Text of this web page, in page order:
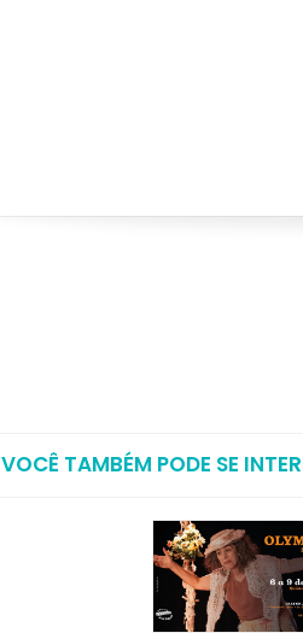
VOCÊ TAMBÉM PODE SE